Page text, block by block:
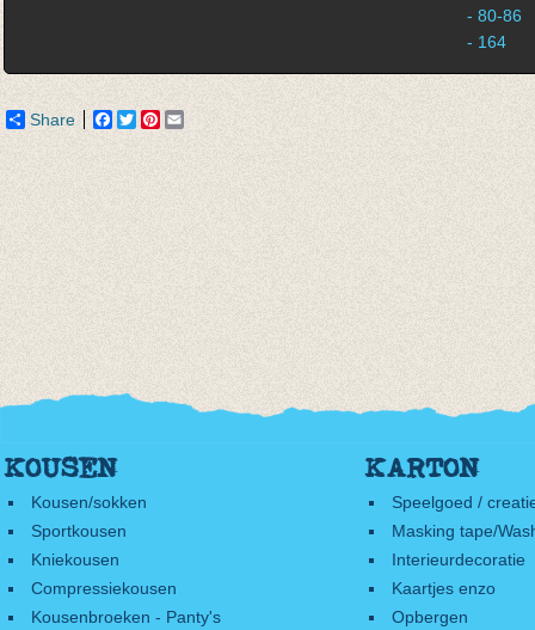
- 80-86
- 164
Share Facebook
TwitterPinterest
KOUSEN
Kousen/sokken
Sportkousen
Kniekousen
Compressiekousen
Kousenbroeken - Panty's
KARTON
Speelgoed /
Masking tape/
Interieurdecoratie
Kaartjes enzo
Opbergen